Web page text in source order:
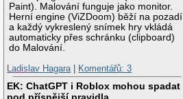
Paint). Malování funguje jako monitor.
Herní engine (ViZDoom) běží na pozadí
a každý vykreslený snímek hry vkládá
automaticky přes schránku (clipboard)
do Malování.
Ladislav Hagara
Komentářů: 3
EK: ChatGPT i Roblox mohou spadat